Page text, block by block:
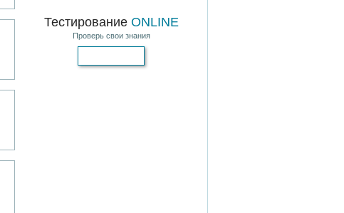
Тестирование ONLINE
Проверь свои знания